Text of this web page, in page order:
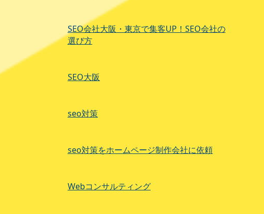
SEO会社大阪・東京で集客UP！SEO会社の
選び方
SEO大阪
seo対策
seo対策をホームページ制作会社に依頼
Webコンサルティング